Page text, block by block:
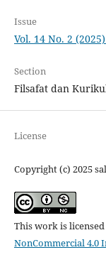
Issue
Vol. 14 No. 2
Section
Filsafat dan
License
Copyright (c) 2025
This work is
NonCommercial 4.0